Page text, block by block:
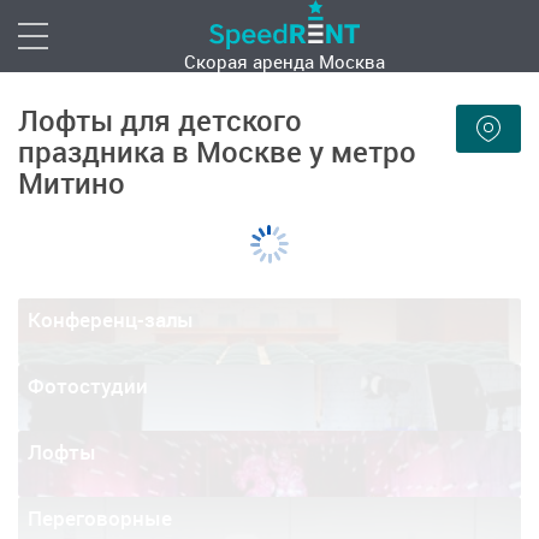
Скорая аренда Москва
Лофты для детского
праздника в Москве у метро
Митино
Конференц-залы
Фотостудии
Лофты